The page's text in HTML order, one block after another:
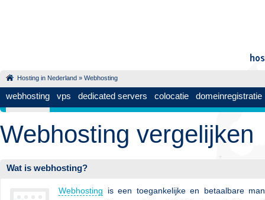
Hosting in Nederland » Webhosting
webhosting vps dedicated servers colocatie domeinregistratie
Webhosting vergelijken
Wat is webhosting?
Webhosting is een toegankelijke en betaalbare